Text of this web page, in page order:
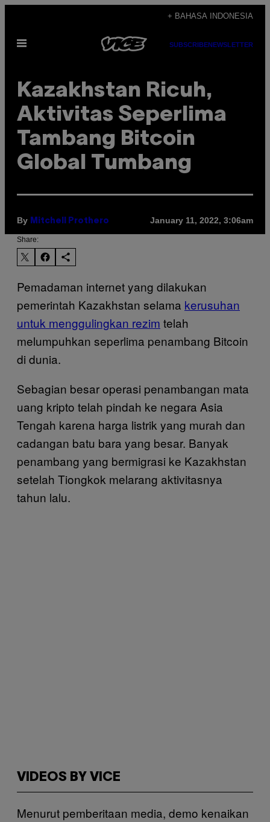
content
+ BAHASA INDONESIA
Open
SUBSCRIBENEWSLETTER
Kazakhstan Ricuh,
Aktivitas Seperlima
Tambang Bitcoin
Global Tumbang
By Mitchell Prothero January 11, 2022, 3:06am
Share:
Pemadaman internet yang dilakukan
pemerintah Kazakhstan selama kerusuhan
untuk menggulingkan rezim telah
melumpuhkan seperlima penambang Bitcoin
di dunia.
Sebagian besar operasi penambangan mata
uang kripto telah pindah ke negara Asia
Tengah karena harga listrik yang murah dan
cadangan batu bara yang besar. Banyak
penambang yang bermigrasi ke Kazakhstan
setelah Tiongkok melarang aktivitasnya
tahun lalu.
VIDEOS BY VICE
Menurut pemberitaan media, demo kenaikan